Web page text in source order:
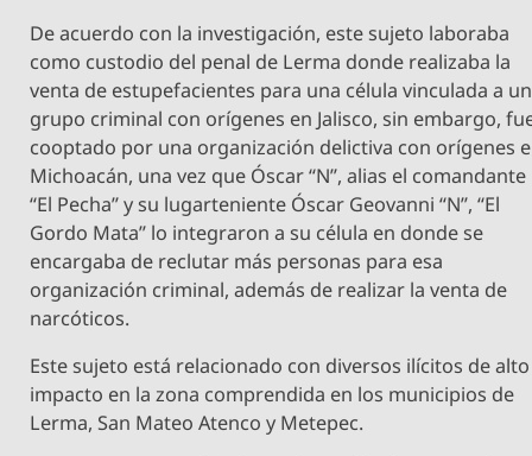
De acuerdo con la investigación, este sujeto laboraba
como custodio del penal de Lerma donde realizaba la
venta de estupefacientes para una célula vinculada a un
grupo criminal con orígenes en Jalisco, sin embargo,
cooptado por una organización delictiva con orígenes
Michoacán, una vez que Óscar “N”, alias el comandante
“El Pecha” y su lugarteniente Óscar Geovanni “N”, “El
Gordo Mata” lo integraron a su célula en donde se
encargaba de reclutar más personas para esa
organización criminal, además de realizar la venta de
narcóticos.
Este sujeto está relacionado con diversos ilícitos de alto
impacto en la zona comprendida en los municipios de
Lerma, San Mateo Atenco y Metepec.